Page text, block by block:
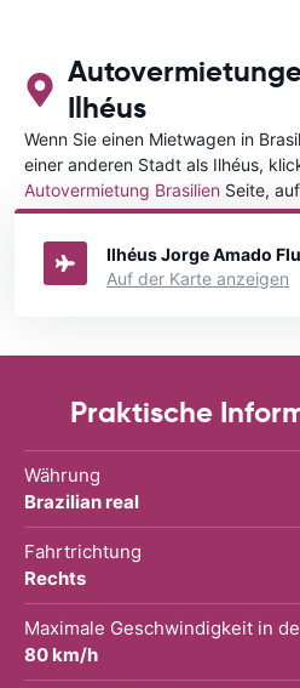
Ilhéus
Wenn Sie einen Mietwagen in
einer anderen Stadt als Ilhéus,
Autovermietung Brasilien Seite,
in welcher Stadt in Brasilien Sie
Ilhéus Jorge Amado
Auf der Karte anzeigen
Praktische
Währung
Brazilian real
Fahrtrichtung
Rechts
Maximale Geschwindigkeit in
80 km/h